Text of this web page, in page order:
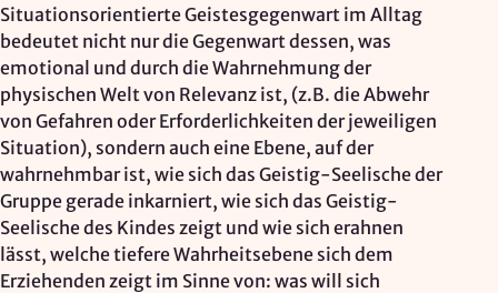
Situationsorientierte Geistesgegenwart im Alltag
bedeutet nicht nur die Gegenwart dessen, was
emotional und durch die Wahrnehmung der
physischen Welt von Relevanz ist, (z.B. die Abwehr
von Gefahren oder Erforderlichkeiten der jeweiligen
Situation), sondern auch eine Ebene, auf der
wahrnehmbar ist, wie sich das Geistig-Seelische der
Gruppe gerade inkarniert, wie sich das Geistig-
Seelische des Kindes zeigt und wie sich erahnen
lässt, welche tiefere Wahrheitsebene sich dem
Erziehenden zeigt im Sinne von: was will sich